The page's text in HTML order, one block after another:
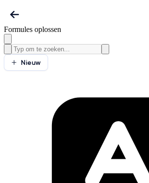
Formules oplossen
Nieuw